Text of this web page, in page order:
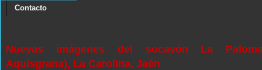
Contacto
Nuevas imágenes del socavón La
Aquisgrana), La Carolina, Jaén